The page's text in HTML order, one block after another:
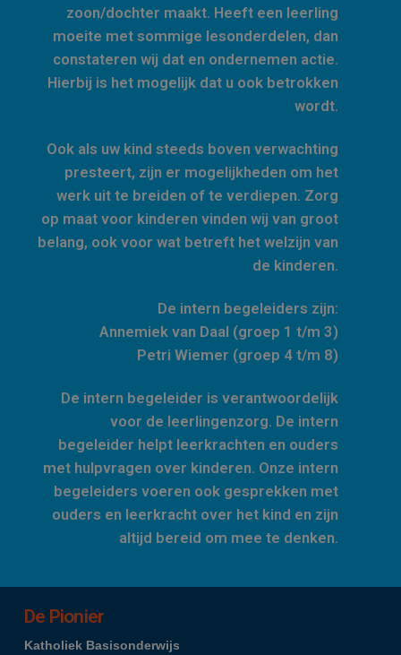
zoon/dochter maakt. Heeft een leerling
moeite met sommige lesonderdelen, dan
constateren wij dat en ondernemen actie.
Hierbij is het mogelijk dat u ook betrokken
wordt.
Ook als uw kind steeds boven verwachting
presteert, zijn er mogelijkheden om het
werk uit te breiden of te verdiepen. Zorg
op maat voor kinderen vinden wij van groot
belang, ook voor wat betreft het welzijn van
de kinderen.
De intern begeleiders zijn:
Annemiek van Daal (groep 1 t/m 3)
Petri Wiemer (groep 4 t/m 8)
De intern begeleider is verantwoordelijk
voor de leerlingenzorg. De intern
begeleider helpt leerkrachten en ouders
met hulpvragen over kinderen. Onze intern
begeleiders voeren ook gesprekken met
ouders en leerkracht over het kind en zijn
altijd bereid om mee te denken.
De Pionier
Katholiek Basisonderwijs